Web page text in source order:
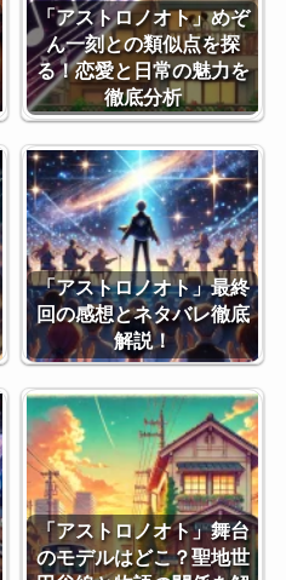
「アストロノオト」めぞ
ん一刻との類似点を探
る！恋愛と日常の魅力を
徹底分析
「アストロノオト」最終
回の感想とネタバレ徹底
解説！
「アストロノオト」舞台
のモデルはどこ？聖地世